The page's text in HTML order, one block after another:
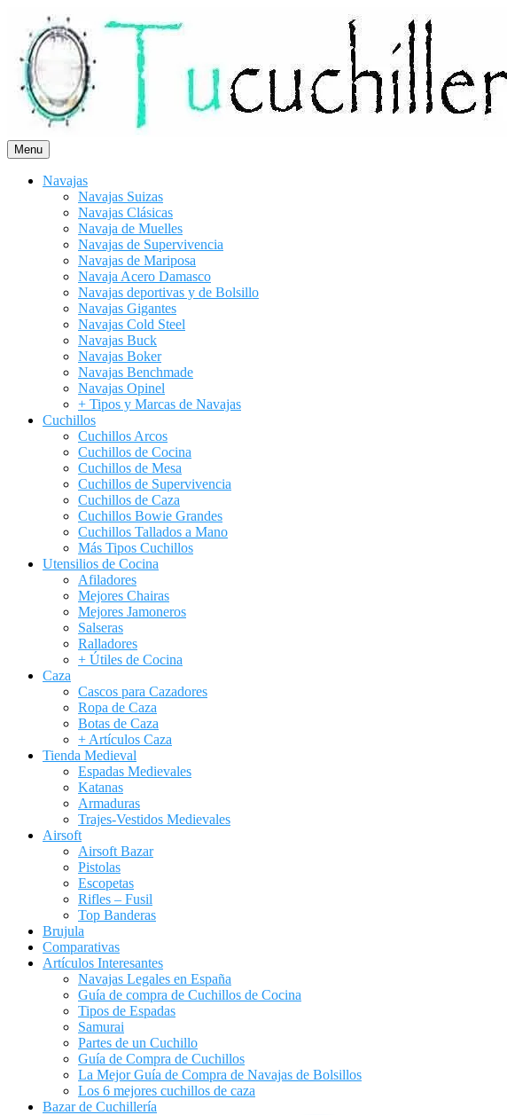
contenido
Menu
Navajas
Navajas Suizas
Navajas Clásicas
Navaja de Muelles
Navajas de Supervivencia
Navajas de Mariposa
Navaja Acero Damasco
Navajas deportivas y de Bolsillo
Navajas Gigantes
Navajas Cold Steel
Navajas Buck
Navajas Boker
Navajas Benchmade
Navajas Opinel
+ Tipos y Marcas de Navajas
Cuchillos
Cuchillos Arcos
Cuchillos de Cocina
Cuchillos de Mesa
Cuchillos de Supervivencia
Cuchillos de Caza
Cuchillos Bowie Grandes
Cuchillos Tallados a Mano
Más Tipos Cuchillos
Utensilios de Cocina
Afiladores
Mejores Chairas
Mejores Jamoneros
Salseras
Ralladores
+ Útiles de Cocina
Caza
Cascos para Cazadores
Ropa de Caza
Botas de Caza
+ Artículos Caza
Tienda Medieval
Espadas Medievales
Katanas
Armaduras
Trajes-Vestidos Medievales
Airsoft
Airsoft Bazar
Pistolas
Escopetas
Rifles – Fusil
Top Banderas
Brujula
Comparativas
Artículos Interesantes
Navajas Legales en España
Guía de compra de Cuchillos de Cocina
Tipos de Espadas
Samurai
Partes de un Cuchillo
Guía de Compra de Cuchillos
La Mejor Guía de Compra de Navajas de Bolsillos
Los 6 mejores cuchillos de caza
Bazar de Cuchillería